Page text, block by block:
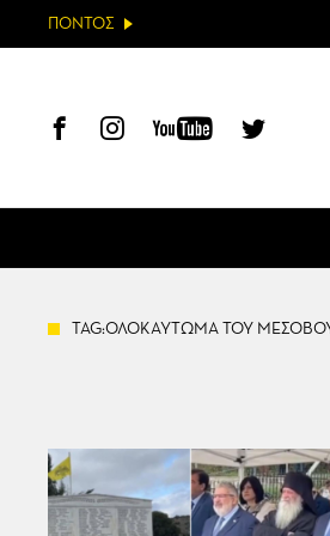
ΠΟΝΤΟΣ
TAG:ΟΛΟΚΑΥΤΩΜΑ ΤΟΥ